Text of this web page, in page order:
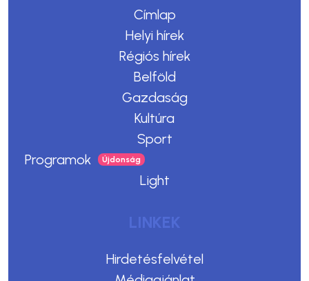
Címlap
Helyi hírek
Régiós hírek
Belföld
Gazdaság
Kultúra
Sport
Programok
Light
LINKEK
Hirdetésfelvétel